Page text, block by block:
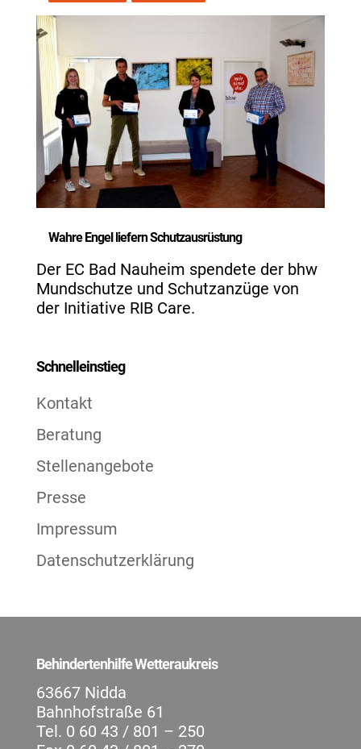
Wahre Engel liefern Schutzausrüstung
Der EC Bad Nauheim spendete der bhw
Mundschutze und Schutzanzüge von
der Initiative RIB Care.
Schnelleinstieg
Kontakt
Beratung
Stellenangebote
Presse
Impressum
Datenschutzerklärung
Behindertenhilfe Wetteraukreis
63667 Nidda
Bahnhofstraße 61
Tel. 0 60 43 / 801 – 250